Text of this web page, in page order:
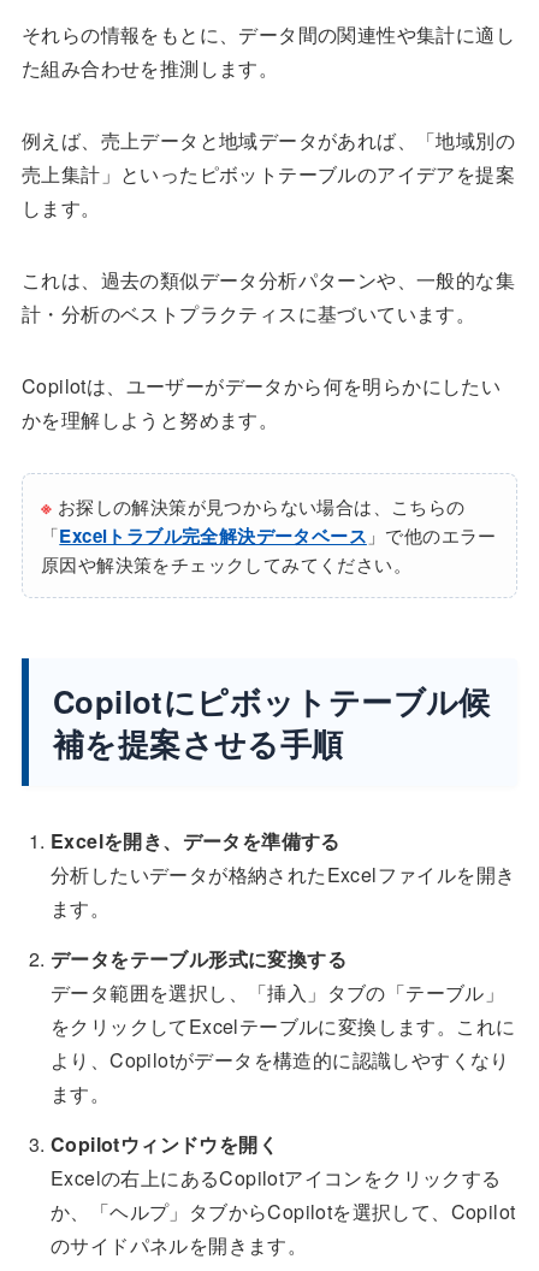
それらの情報をもとに、データ間の関連性や集計に適し
た組み合わせを推測します。
例えば、売上データと地域データがあれば、「地域別の
売上集計」といったピボットテーブルのアイデアを提案
します。
これは、過去の類似データ分析パターンや、一般的な集
計・分析のベストプラクティスに基づいています。
Copilotは、ユーザーがデータから何を明らかにしたい
かを理解しようと努めます。
※ お探しの解決策が見つからない場合は、こちらの
「Excelトラブル完全解決データベース 」で他のエラー
原因や解決策をチェックしてみてください。
Copilotにピボットテーブル候
補を提案させる手順
Excelを開き、データを準備する
分析したいデータが格納されたExcelファイルを開き
ます。
データをテーブル形式に変換する
データ範囲を選択し、「挿入」タブの「テーブル」
をクリックしてExcelテーブルに変換します。これに
より、Copilotがデータを構造的に認識しやすくなり
ます。
Copilotウィンドウを開く
Excelの右上にあるCopilotアイコンをクリックする
か、「ヘルプ」タブからCopilotを選択して、Copilot
のサイドパネルを開きます。